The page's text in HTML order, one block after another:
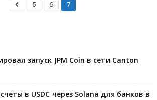
5 6 7
запуск JPM Coin в сети Canton
в USDC через Solana для банков в